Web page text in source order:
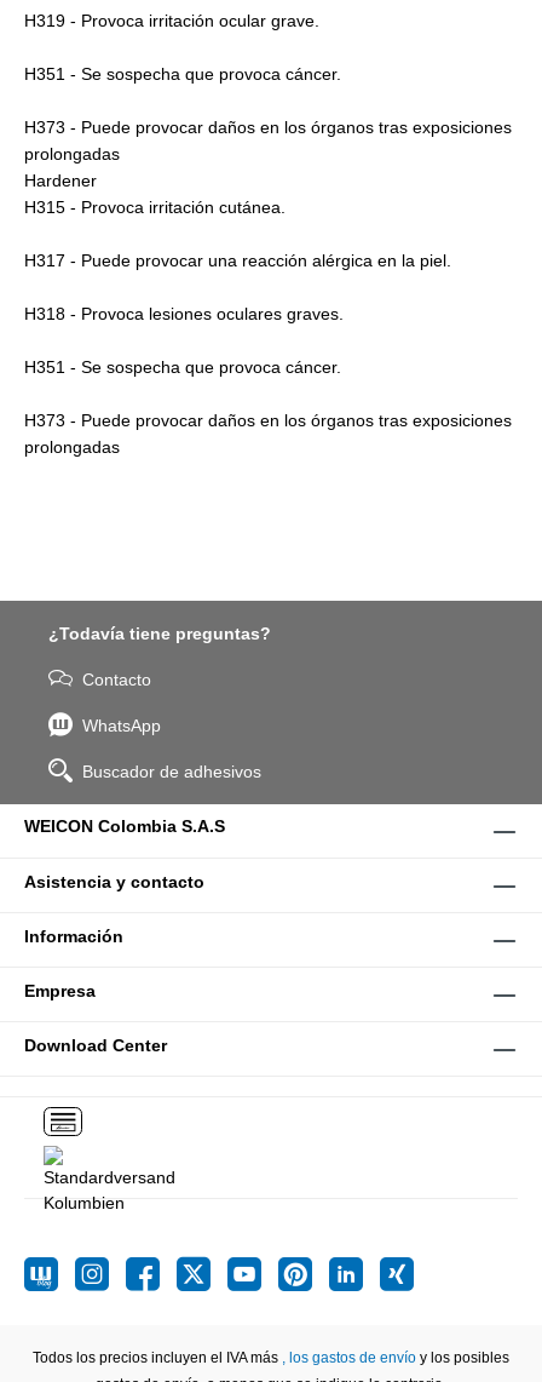
H319 - Provoca irritación ocular grave.
H351 - Se sospecha que provoca cáncer.
H373 - Puede provocar daños en los órganos tras exposiciones
prolongadas
Hardener
H315 - Provoca irritación cutánea.
H317 - Puede provocar una reacción alérgica en la piel.
H318 - Provoca lesiones oculares graves.
H351 - Se sospecha que provoca cáncer.
H373 - Puede provocar daños en los órganos tras exposiciones
prolongadas
¿Todavía tiene preguntas?
Contacto
WhatsApp
Buscador de adhesivos
WEICON Colombia S.A.S
Asistencia y contacto
Información
Empresa
Download Center
Todos los precios incluyen el IVA más , los gastos de envío y los posibles